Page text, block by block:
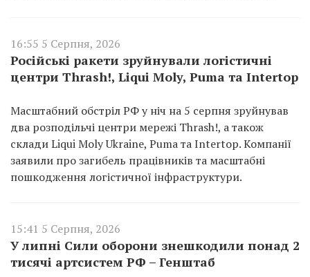
16:55 5 Серпня, 2026
Російські ракети зруйнували логістичні
центри Thrash!, Liqui Moly, Puma та Intertop
Масштабний обстріл РФ у ніч на 5 серпня зруйнував
два розподільчі центри мережі Thrash!, а також
склади Liqui Moly Ukraine, Puma та Intertop. Компанії
заявили про загибель працівників та масштабні
пошкодження логістичної інфраструктури.
15:41 5 Серпня, 2026
У липні Сили оборони знешкодили понад 2
тисячі артсистем РФ – Генштаб